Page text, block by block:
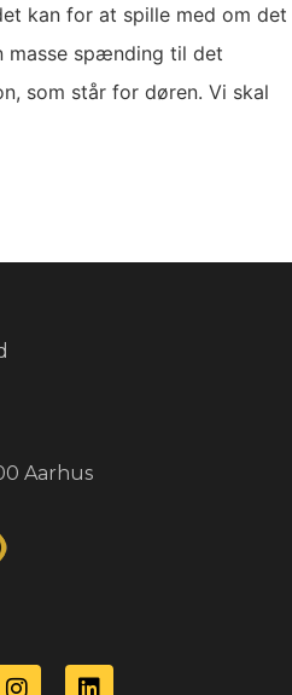
kan for at spille med om det
masse spænding til det
som står for døren. Vi skal
Aarhus